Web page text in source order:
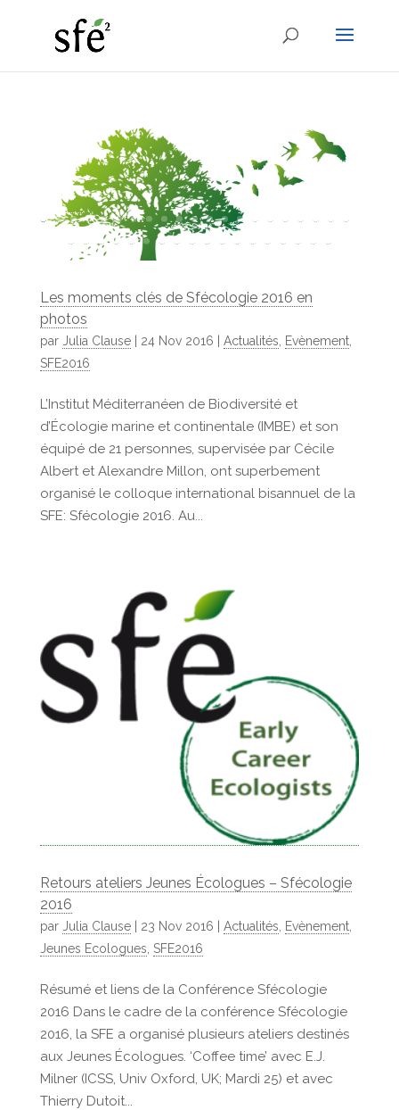
Les moments clés de Sfécologie 2016 en
photos
par Julia Clause| 24 Nov 2016 Actualités Evènement,
SFE2016
L’Institut Méditerranéen de Biodiversité et
d’Écologie marine et continentale (IMBE) et son
équipé de 21 personnes, supervisée par Cécile
Albert et Alexandre Millon, ont superbement
organisé le colloque international bisannuel de la
SFE: Sfécologie 2016. Au...
Retours ateliers Jeunes Écologues – Sfécologie
2016
par Julia Clause| 23 Nov 2016 Actualités Evènement,
Jeunes Ecologues SFE2016
Résumé et liens de la Conférence Sfécologie
2016 Dans le cadre de la conférence Sfécologie
2016, la SFE a organisé plusieurs ateliers destinés
aux Jeunes Écologues. ‘Coffee time’ avec E.J.
Milner (ICSS, Univ Oxford, UK; Mardi 25) et avec
Thierry Dutoit...